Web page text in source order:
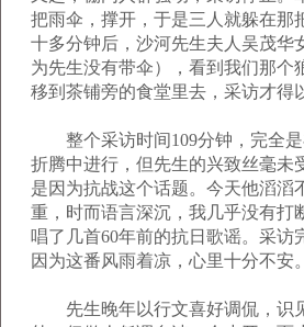
把雨伞，撑开，于是三人就躲在那
十多分钟后，沙河先生夫人吴茂华
为先生没有带伞），看到我们那个
移到茶铺旁的食堂里去，采访才得
整个采访时间109分钟，完全是
折腾中进行，但先生的兴致丝毫未
是因为抗战这个话题。今天他滔滔
重，时而语言深沉，我几乎没有打
唱了几首60年前的抗日歌谣。采访
因为这番风雨着凉，心里十分不安。
先生晚年以行文喜好调侃，识